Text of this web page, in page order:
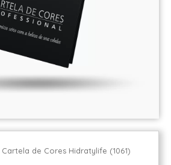
de Cores Hidratylife (1061)